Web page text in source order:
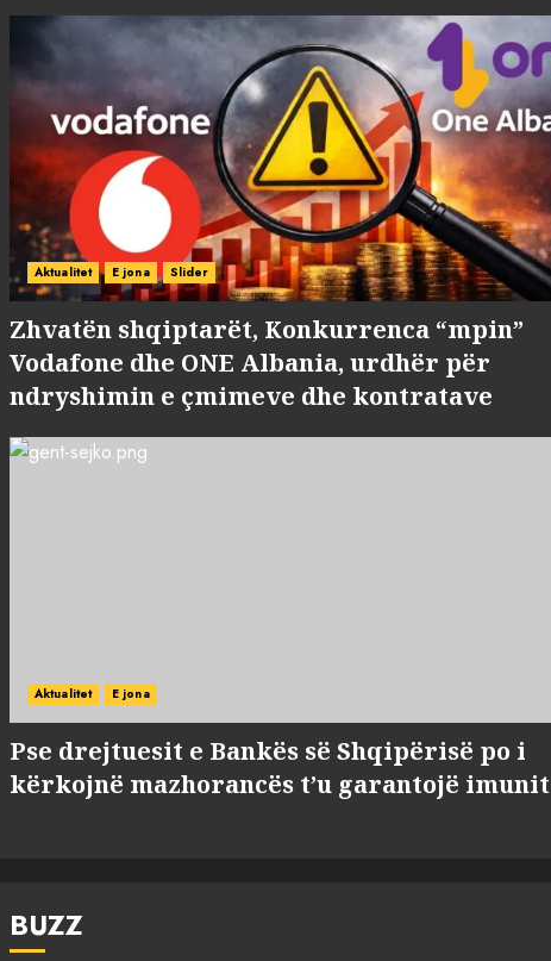
Aktualitet E jona Slider
Zhvatën shqiptarët, Konkurrenca “mpin”
Vodafone dhe ONE Albania, urdhër për
ndryshimin e çmimeve dhe kontratave
Aktualitet E jona
Pse drejtuesit e Bankës së Shqipërisë po i
kërkojnë mazhorancës t’u garantojë
BUZZ